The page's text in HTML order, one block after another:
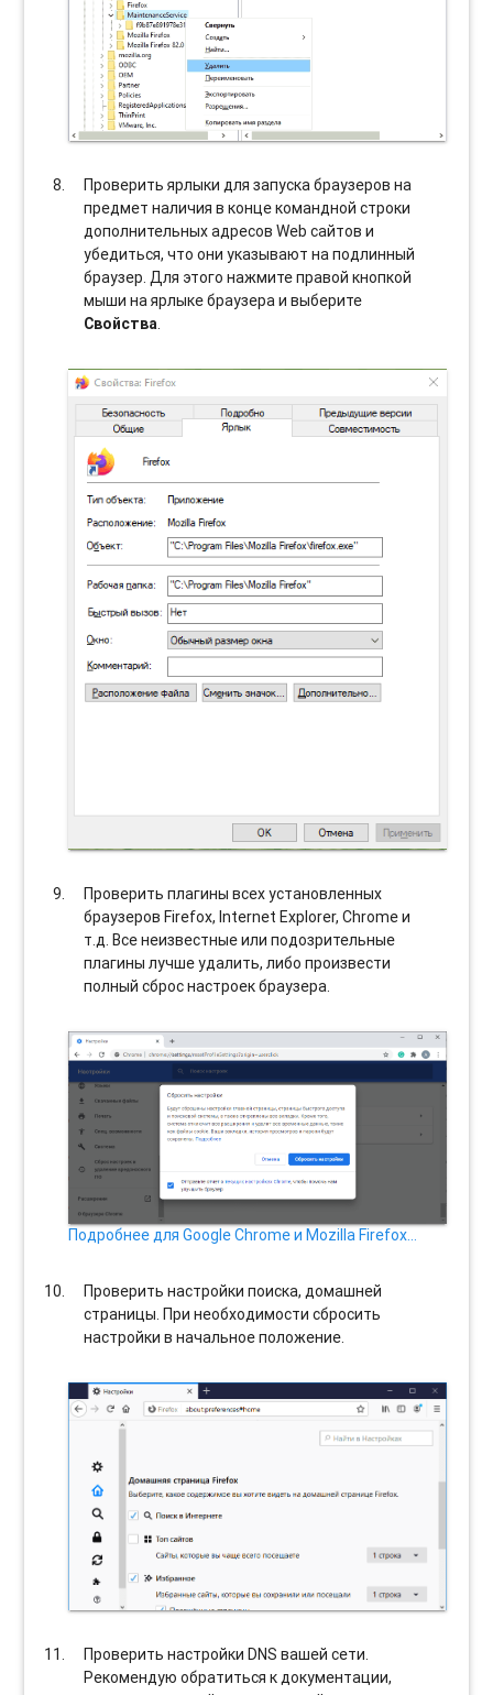
Проверить ярлыки для запуска браузеров на
предмет наличия в конце командной строки
дополнительных адресов Web сайтов и
убедиться, что они указывают на подлинный
браузер. Для этого нажмите правой кнопкой
мыши на ярлыке браузера и выберите
Свойства.
Проверить плагины всех установленных
браузеров Firefox, Internet Explorer, Chrome и
т.д. Все неизвестные или подозрительные
плагины лучше удалить, либо произвести
полный сброс настроек браузера.
Подробнее для Google Chrome и Mozilla Firefox…
Проверить настройки поиска, домашней
страницы. При необходимости сбросить
настройки в начальное положение.
Проверить настройки DNS вашей сети.
Рекомендую обратиться к документации,